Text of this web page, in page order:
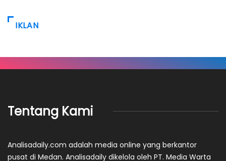
IKLAN
Tentang Kami
Analisadaily.com adalah media online yang berkantor
pusat di Medan. Analisadaily dikelola oleh PT. Media Warta